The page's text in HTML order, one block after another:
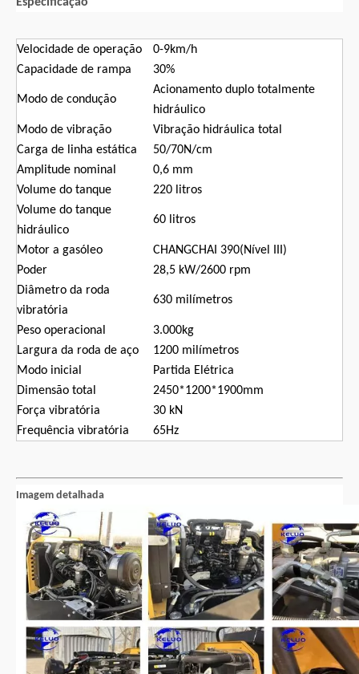
Especificação
Velocidade de operação
0-9km/h
Capacidade de rampa
30%
Modo de condução
Acionamento duplo totalmente
hidráulico
Modo de vibração
Vibração hidráulica total
Carga de linha estática
50/70N/cm
Amplitude nominal
0,6 mm
Volume do tanque
220 litros
Volume do tanque
hidráulico
60 litros
Motor a gasóleo
CHANGCHAI 390(Nível III)
Poder
28,5 kW/2600 rpm
Diâmetro da roda
vibratória
630 milímetros
Peso operacional
3.000kg
Largura da roda de aço
1200 milímetros
Modo inicial
Partida Elétrica
Dimensão total
2450*1200*1900mm
Força vibratória
30 kN
Frequência vibratória
65Hz
Imagem detalhada